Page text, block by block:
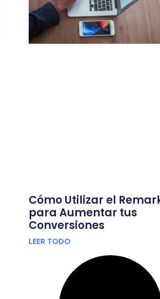
Cómo Utilizar el
para Aumentar tus
Conversiones
LEER TODO